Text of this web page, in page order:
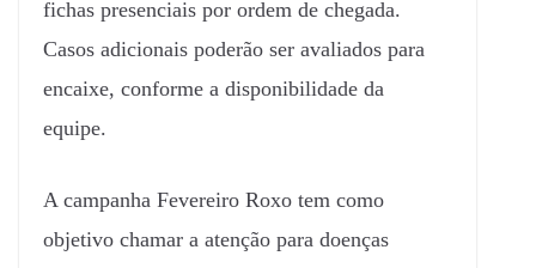
fichas presenciais por ordem de chegada.
Casos adicionais poderão ser avaliados para
encaixe, conforme a disponibilidade da
equipe.
A campanha Fevereiro Roxo tem como
objetivo chamar a atenção para doenças